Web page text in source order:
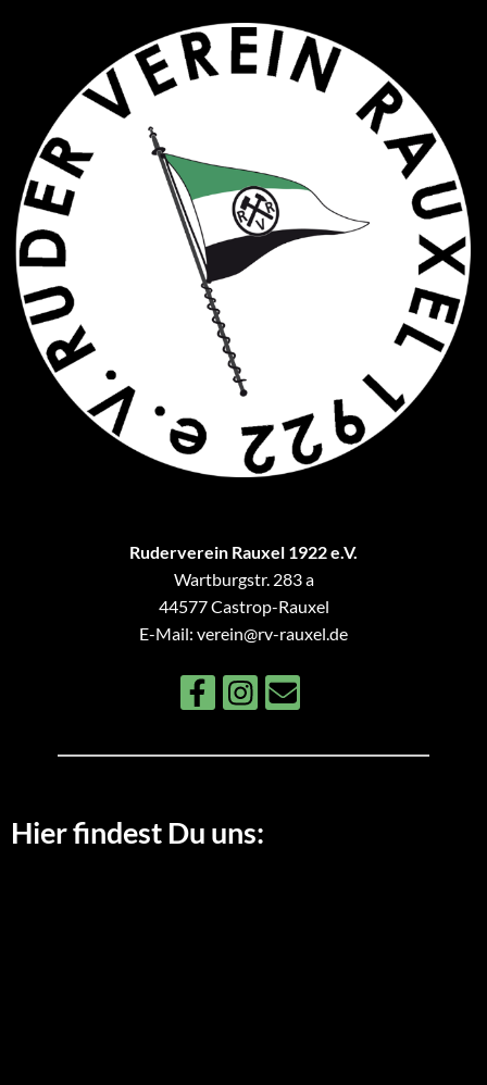
Ruderverein Rauxel 1922 e.V.
Wartburgstr. 283 a
44577 Castrop-Rauxel
E-Mail: verein@rv-rauxel.de
Hier findest Du uns: